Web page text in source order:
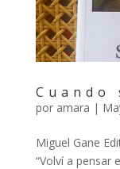
Cuando
por amara |
Miguel Gane
“Volví a pensar